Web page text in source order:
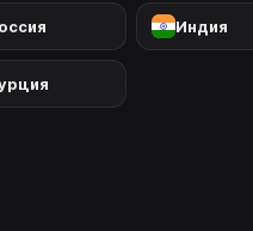
мира с их высокими
который создал
ПЗУ для основной части
на японском,
Индия